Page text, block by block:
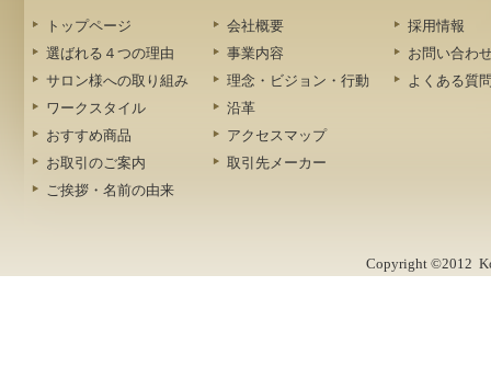
トップページ
選ばれる４つの理由
サロン様への取り組み
ワークスタイル
おすすめ商品
お取引のご案内
ご挨拶・名前の由来
会社概要
事業内容
理念・ビジョン・行動
沿革
アクセスマップ
取引先メーカー
採用情報
お問い合わ
よくある質
Copyright ©2012